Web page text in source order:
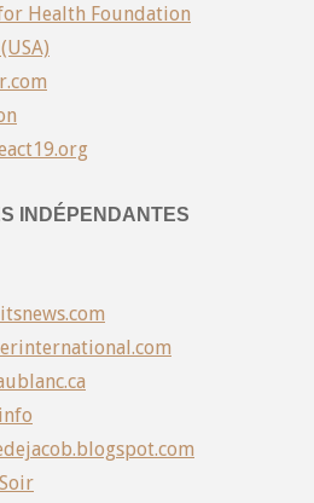
Health Foundation
INDÉPENDANTES